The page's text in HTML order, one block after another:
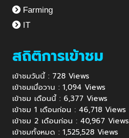
Farming
IT
สถิติการเข้าชม
เข้าชมวันนี้ : 728 Views
เข้าชมเมื่อวาน : 1,094 Views
เข้าชม เดือนนี้ : 6,377 Views
เข้าชม 1 เดือนก่อน : 46,718 Views
เข้าชม 2 เดือนก่อน : 40,967 Views
เข้าชมทั้งหมด : 1,525,528 Views